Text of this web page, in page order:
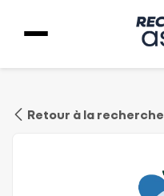
Retour à la recherche